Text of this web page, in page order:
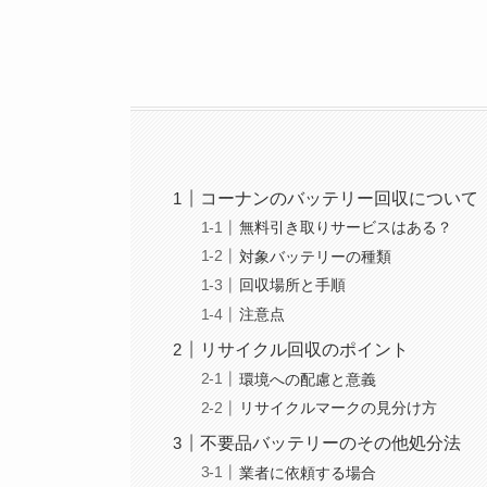
コーナンのバッテリー回収について
無料引き取りサービスはある？
対象バッテリーの種類
回収場所と手順
注意点
リサイクル回収のポイント
環境への配慮と意義
リサイクルマークの見分け方
不要品バッテリーのその他処分法
業者に依頼する場合